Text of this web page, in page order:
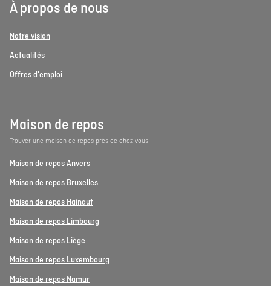
À propos de nous
Notre vision
Actualités
Offres d'emploi
Maison de repos
Trouver une maison de repos près de chez vous
Maison de repos Anvers
Maison de repos Bruxelles
Maison de repos Hainaut
Maison de repos Limbourg
Maison de repos Liège
Maison de repos Luxembourg
Maison de repos Namur